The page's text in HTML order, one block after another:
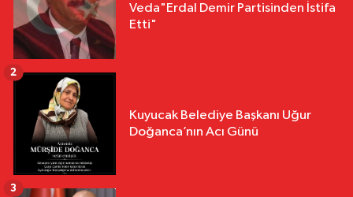
Veda"Erdal Demir Partisinden İstifa
Etti"
Kuyucak Belediye Başkanı Uğur
Doğanca’nın Acı Günü
2
3